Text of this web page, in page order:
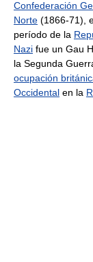
Confederación
Norte (1866-71),
período de la
Nazi fue un Gau
la Segunda
ocupación
Occidental en la